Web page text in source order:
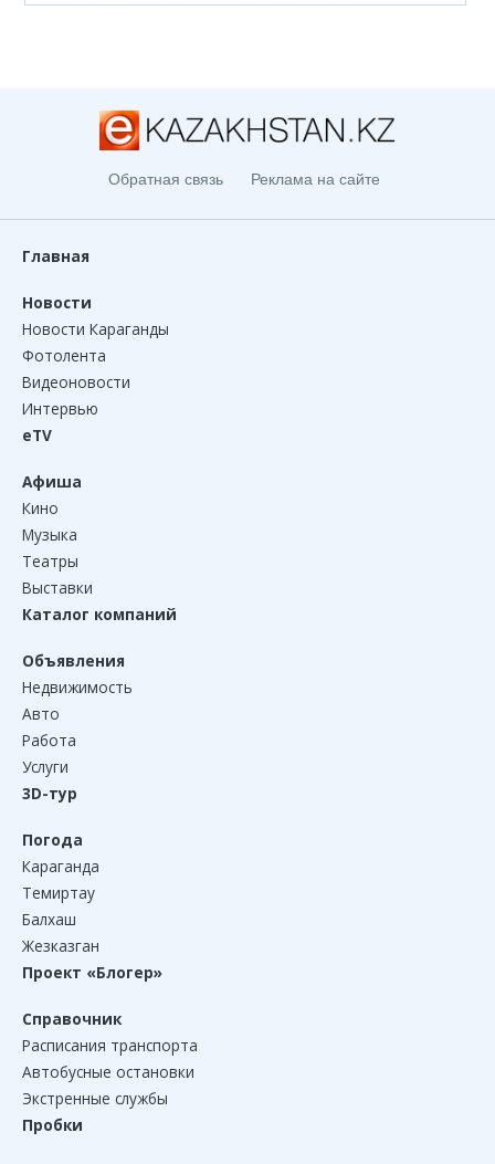
Обратная связь Реклама на сайте
Главная
Новости
Новости Караганды
Фотолента
Видеоновости
Интервью
eTV
Афиша
Кино
Музыка
Театры
Выставки
Каталог компаний
Объявления
Недвижимость
Авто
Работа
Услуги
3D-тур
Погода
Караганда
Темиртау
Балхаш
Жезказган
Проект «Блогер»
Справочник
Расписания транспорта
Автобусные остановки
Экстренные службы
Пробки